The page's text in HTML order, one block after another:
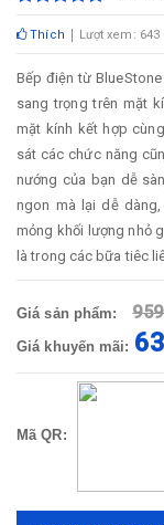
Thích Lượt xem: 643
Bếp điện từ
sang trọng trên mặt
mặt kính kết hợp
sát các chức năng
nướng của bạn dễ
ngon mà lại dễ
mỏng khối lượng nhỏ
là trong các bữa tiêc
Giá sản phẩm:
Giá khuyến mãi:
Mã QR: